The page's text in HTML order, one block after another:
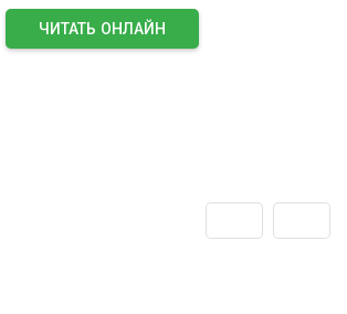
ЧИТАТЬ ОНЛАЙН